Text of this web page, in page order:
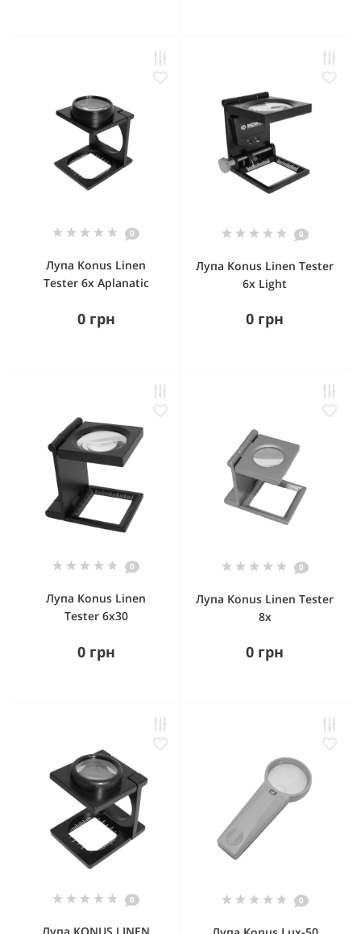
0
Лупа Konus Linen
Tester 6x Aplanatic
0 грн
0
Лупа Konus Linen Tester
6x Light
0 грн
0
Лупа Konus Linen
Tester 6x30
0 грн
0
Лупа Konus Linen Tester
8x
0 грн
0 0